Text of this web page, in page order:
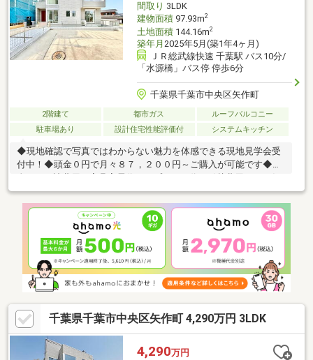
間取り 3LDK
建物面積97.93m2
土地面積144.16m2
築年月 2025年5月(築1年4ヶ月)
ＪＲ総武線快速 千葉駅 バス10分/
「水源橋」バス停 停歩6分
千葉県千葉市中央区矢作町
2階建て 都市ガス
ルーフバルコニー
駐車場あり
設計住宅性能評価付 システムキッチン
◆現地確認で写真ではわからない魅力を体感できる現地見学会受
付中！◆頭金０円で月々８７，２００円～ご購入が可能です◆頭
せ下さい！◆３LDK＋駐車スペースがございます♪◆ＪＲ総武本線
『千葉駅』までバス１０分で通勤も便利です♪◆星久喜小学校・
星久喜中学校です♪◆ランドロームまで徒歩１１分でお買い物が
便利です♪◆ご家族が集うLDKは広々２０帖ございます♪◆シュー
ズインクローク・パントリー・カップボード・食器洗浄乾燥機な
ど充実仕様です♪～住宅ローンに強い！無料相談会開催中～■頭
金・諸費用がない■オートローンや他に借入がある
千葉県千葉市中央区矢作町 4,290万円 3LDK
4,290万円